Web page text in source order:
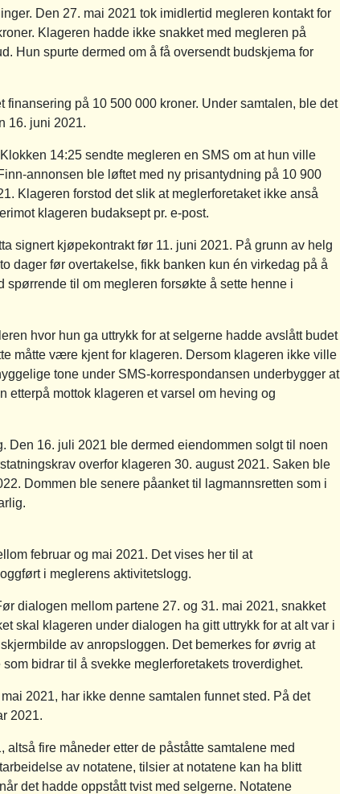
Den 27. mai 2021 tok imidlertid megleren kontakt for
Klageren hadde ikke snakket med megleren på
Hun spurte dermed om å få oversendt budskjema for
på 10 500 000 kroner. Under samtalen, ble det
16. juni 2021.
14:25 sendte megleren en SMS om at hun ville
annonsen ble løftet med ny prisantydning på 10 900
Klageren forstod det slik at meglerforetaket ikke anså
klageren budaksept pr. e-post.
signert kjøpekontrakt før 11. juni 2021. På grunn av helg
dager før overtakelse, fikk banken kun én virkedag på å
til om megleren forsøkte å sette henne i
hvor hun ga uttrykk for at selgerne hadde avslått budet
måtte være kjent for klageren. Dersom klageren ikke ville
tone under SMS-korrespondansen underbygger at
mottok klageren et varsel om heving og
Den 16. juli 2021 ble dermed eiendommen solgt til noen
overfor klageren 30. august 2021. Saken ble
Dommen ble senere påanket til lagmannsretten som i
februar og mai 2021. Det vises her til at
i meglerens aktivitetslogg.
dialogen mellom partene 27. og 31. mai 2021, snakket
skal klageren under dialogen ha gitt uttrykk for at alt var i
av anropsloggen. Det bemerkes for øvrig at
bidrar til å svekke meglerforetakets troverdighet.
2021, har ikke denne samtalen funnet sted. På det
2021.
fire måneder etter de påståtte samtalene med
av notatene, tilsier at notatene kan ha blitt
det hadde oppstått tvist med selgerne. Notatene